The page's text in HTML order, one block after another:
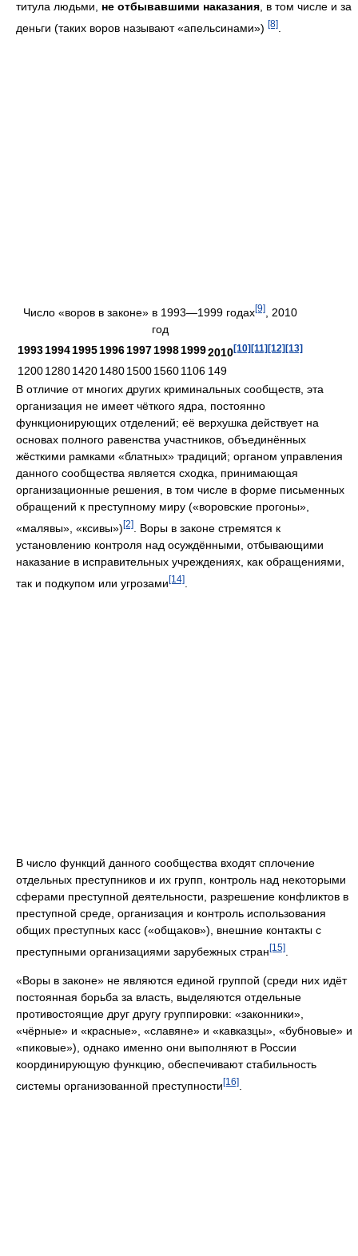
титула людьми, не отбывавшими наказания , в том числе и за
деньги (таких воров называют «апельсинами») [8]
Число «воров в законе» в 1993—1999 годах[9]
, 2010
год
19931994199519961997199819992010[10][11][12][13]
1200128014201480150015601106 149
В отличие от многих других криминальных сообществ, эта
организация не имеет чёткого ядра, постоянно
функционирующих отделений; её верхушка действует на
основах полного равенства участников, объединённых
жёсткими рамками «блатных» традиций; органом управления
данного сообщества является сходка, принимающая
организационные решения, в том числе в форме письменных
обращений к преступному миру («воровские прогоны»,
«малявы», «ксивы»)[2]
. Воры в законе стремятся к
установлению контроля над осуждёнными, отбывающими
наказание в исправительных учреждениях, как обращениями,
так и подкупом или угрозами[14]
В число функций данного сообщества входят сплочение
отдельных преступников и их групп, контроль над некоторыми
сферами преступной деятельности, разрешение конфликтов в
преступной среде, организация и контроль использования
общих преступных касс («общаков»), внешние контакты с
преступными организациями зарубежных стран [15]
«Воры в законе» не являются единой группой (среди них идёт
постоянная борьба за власть, выделяются отдельные
противостоящие друг другу группировки: «законники»,
«чёрные» и «красные», «славяне» и «кавказцы», «бубновые» и
«пиковые»), однако именно они выполняют в России
координирующую функцию, обеспечивают стабильность
системы организованной преступности[16]